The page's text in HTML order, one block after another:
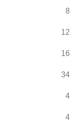
8
12
16
34
4
4